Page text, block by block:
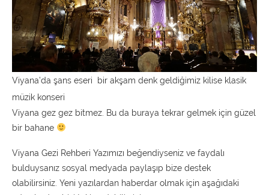
Viyana’da şans eseri bir akşam denk geldiğimiz kilise klasik
müzik konseri
Viyana gez gez bitmez. Bu da buraya tekrar gelmek için güzel
bir bahane
Viyana Gezi Rehberi Yazımızı beğendiyseniz ve faydalı
bulduysanız sosyal medyada paylaşıp bize destek
olabilirsiniz. Yeni yazılardan haberdar olmak için aşağıdaki